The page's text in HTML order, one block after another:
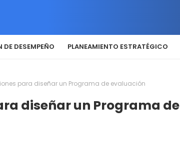
DE DESEMPEÑO PLANEAMIENTO ESTRATÉGICO
para diseñar un Programa de evaluación
diseñar un Programa de